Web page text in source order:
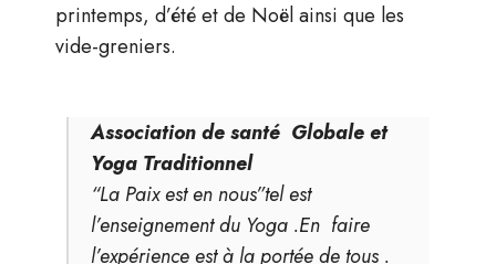
printemps, d’été et de Noël ainsi que les
vide-greniers.
Association de santé Globale et
Yoga Traditionnel
“La Paix est en nous”tel est
l’enseignement du Yoga .En faire
l’expérience est à la portée de tous .